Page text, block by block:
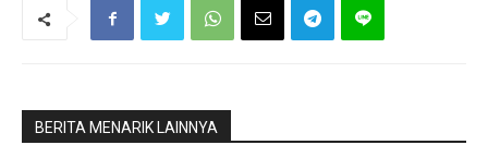
BERITA MENARIK LAINNYA